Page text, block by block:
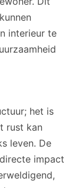
interieur te
het is
rust kan
leven. De
impact